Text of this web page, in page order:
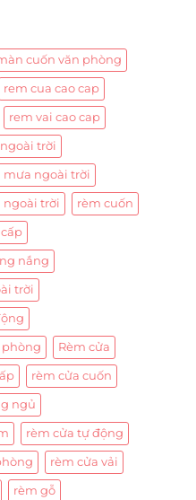
cuốn văn phòng
rem cua cao cap
rem vai cao cap
trời
mưa ngoài trời
ngoài trời rèm cuốn
nắng
trời
phòng Rèm cửa
rèm cửa cuốn
ngủ
rèm cửa tự động
rèm cửa vải
rèm gỗ